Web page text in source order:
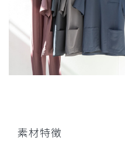
商品：B16メンズ白衣:シ
テックプルーフ/白/S
役に立った
購入確認済み
素材特徴